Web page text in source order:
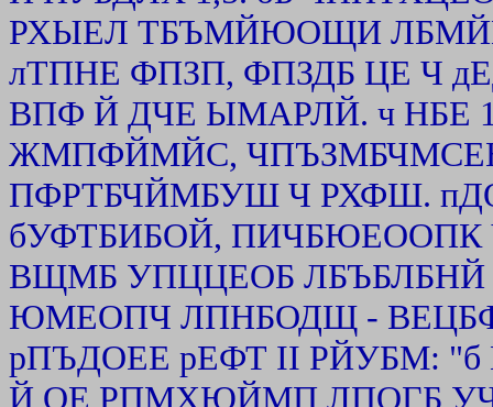
РХЫЕЛ ТБЪМЙЮОЩИ
лТПНЕ ФПЗП, ФПЗДБ ЦЕ Ч
ВПФ Й ДЧЕ ЫМАРЛЙ. ч НБЕ
ЖМПФЙМЙС,
ПФРТБЧЙМБУШ Ч РХФШ.
бУФТБИБОЙ, ПИЧБЮЕООПК
ВЩМБ УПЦЦЕОБ
ЮМЕОПЧ ЛПНБОДЩ -
рПЪДОЕЕ рЕФТ II РЙУБМ:
Й ОЕ РПМХЮЙМП ЛПОГБ